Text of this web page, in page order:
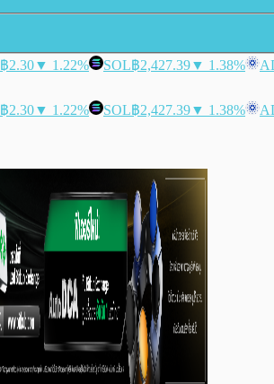
฿2.30▼ 1.22% SOL฿2,427.39▼ 1.38%
฿2.30▼ 1.22% SOL฿2,427.39▼ 1.38%